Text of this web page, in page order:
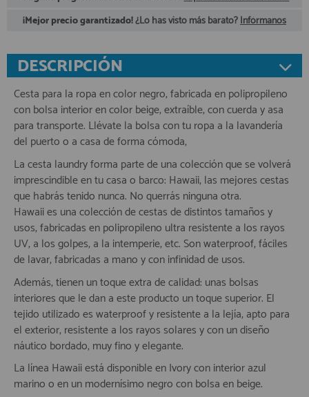
¡Mejor precio garantizado!¿Lo has visto más barato?Infórmanos
DESCRIPCIÓN
Cesta para la ropa en color negro, fabricada en polipropileno
con bolsa interior en color beige, extraíble, con cuerda y asa
para transporte. Llévate la bolsa con tu ropa a la lavandería
del puerto o a casa de forma cómoda,
La cesta laundry forma parte de una colección que se volverá
imprescindible en tu casa o barco: Hawaii, las mejores cestas
que habrás tenido nunca. No querrás ninguna otra.
Hawaii es una colección de cestas de distintos tamaños y
usos, fabricadas en polipropileno ultra resistente a los rayos
UV, a los golpes, a la intemperie, etc. Son waterproof, fáciles
de lavar, fabricadas a mano y con infinidad de usos.
Además, tienen un toque extra de calidad: unas bolsas
interiores que le dan a este producto un toque superior. El
tejido utilizado es waterproof y resistente a la lejía, apto para
el exterior, resistente a los rayos solares y con un diseño
náutico bordado, muy fino y elegante.
La línea Hawaii está disponible en Ivory con interior azul
marino o en un modernísimo negro con bolsa en beige.